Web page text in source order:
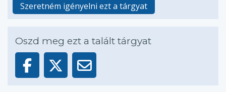
Szeretném igényelni ezt a tárgyat
Oszd meg ezt a talált tárgyat